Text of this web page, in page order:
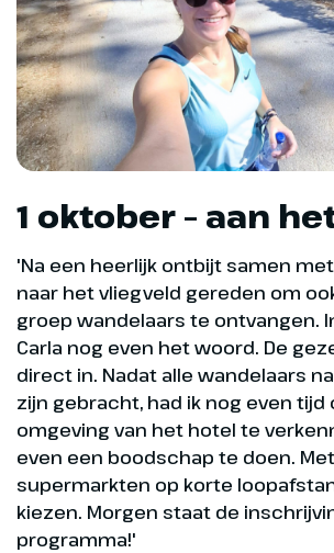
1 oktober – aan
'Na een heerlijk ontbijt samen
naar het vliegveld gereden om
groep wandelaars te ontvangen.
Carla nog even het woord. De
direct in. Nadat alle wandelaars
zijn gebracht, had ik nog even tijd
omgeving van het hotel te
even een boodschap te doen.
supermarkten op korte
kiezen. Morgen staat de
programma!'